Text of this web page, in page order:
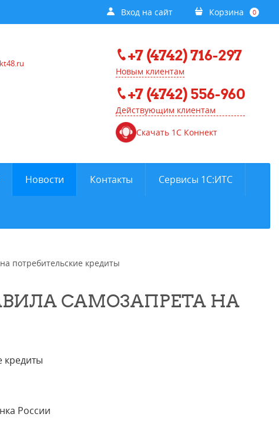
Вход на сайт Корзина 0
+7 (4742) 716-297
Новым клиентам
+7 (4742) 556-960
Действующим клиентам
Скачать 1С Коннект
Новости Контакты Сервисы 1С:ИТС
потребительские кредиты
САМОЗАПРЕТА НА
кредиты
России